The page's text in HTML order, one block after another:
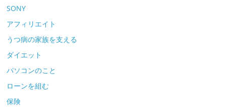
SONY
アフィリエイト
うつ病の家族を支える
ダイエット
パソコンのこと
ローンを組む
保険